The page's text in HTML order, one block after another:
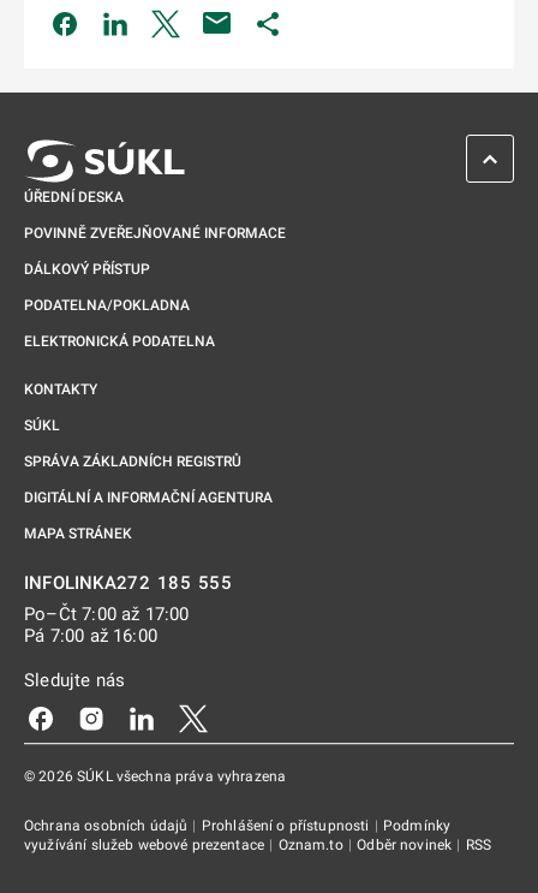
Odkaz se otevře na nové kartě
Odkaz se otevře na nové kartě
Odkaz se otevře na nové kartě
ÚŘEDNÍ DESKA
POVINNĚ ZVEŘEJŇOVANÉ INFORMACE
DÁLKOVÝ PŘÍSTUP
PODATELNA/POKLADNA
ELEKTRONICKÁ PODATELNA
KONTAKTY
SÚKL
SPRÁVA ZÁKLADNÍCH REGISTRŮ
DIGITÁLNÍ A INFORMAČNÍ AGENTURA
MAPA STRÁNEK
INFOLINKA272 185 555
Po–Čt 7:00 až 17:00
Pá 7:00 až 16:00
Sledujte nás
Odkaz se otevře na nové kartě
Odkaz se otevře na nové kartě
Odkaz se otevře na nové kartě
© 2026 SÚKL všechna práva vyhrazena
Ochrana osobních údajů | Prohlášení o přístupnosti | Podmínky
využívání služeb webové prezentace | Oznam.to | Odběr novinek | RSS
ZPĚT